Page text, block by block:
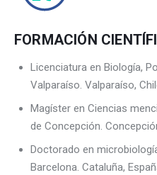
FORMACIÓN
Licenciatura en Biología,
Valparaíso. Valparaíso,
Magíster en Ciencias
de Concepción.
Doctorado en
Barcelona. Cataluña,